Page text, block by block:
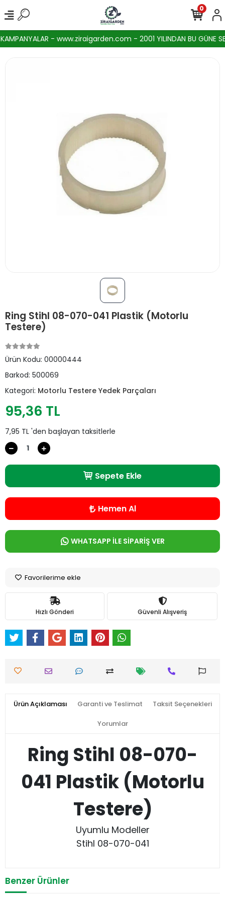
- www.ziraigarden.com - 2001 YILINDAN BU GÜNE
0
Ring Stihl 08-070-041 Plastik (Motorlu
Testere)
Ürün Kodu: 00000444
Barkod: 500069
Kategori: Motorlu Testere Yedek Parçaları
95,36 TL
7,95 TL 'den başlayan taksitlerle
Sepete Ekle
Hemen Al
WHATSAPP İLE SİPARİŞ VER
Favorilerime ekle
Hızlı Gönderi Güvenli Alışveriş
Ürün Açıklaması Garanti ve Teslimat Taksit Seçenekleri
Yorumlar
Ring Stihl 08-070-
041 Plastik (Motorlu
Testere)
Uyumlu Modeller
Stihl 08-070-041
Benzer Ürünler